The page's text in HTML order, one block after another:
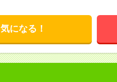
気になる！